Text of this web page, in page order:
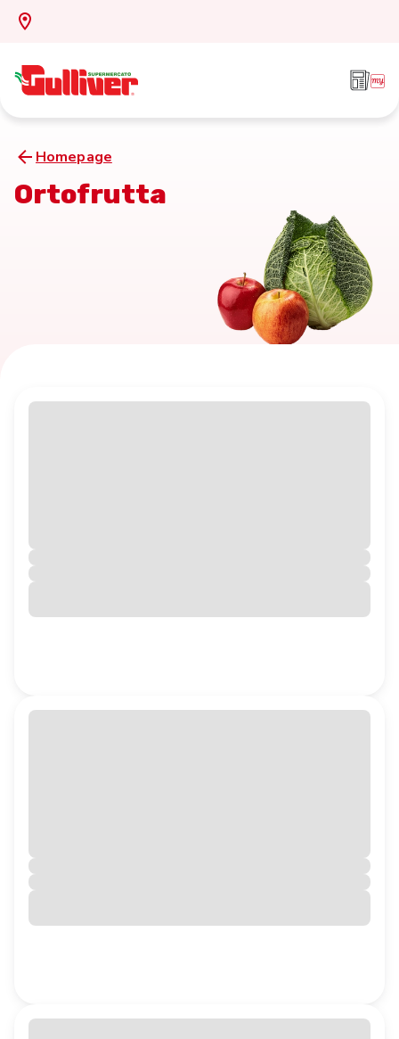
Homepage
Ortofrutta